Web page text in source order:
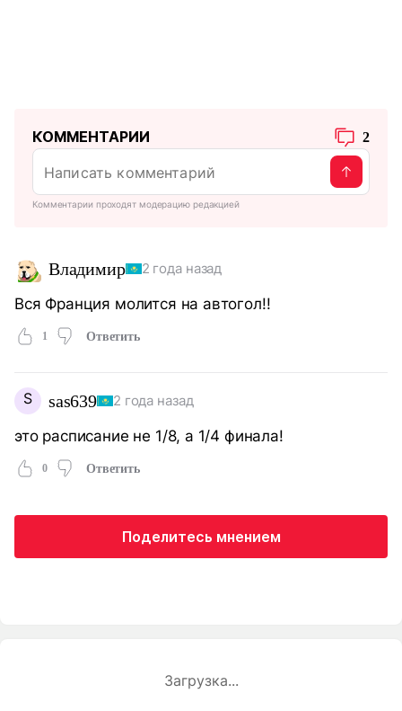
КОММЕНТАРИИ 2
Комментарии проходят модерацию редакцией
Владимир 2 года назад
Вся Франция молится на автогол!!
1 Ответить
S sas639 2 года назад
это расписание не 1/8, а 1/4 финала!
0 Ответить
Поделитесь мнением
Загрузка...